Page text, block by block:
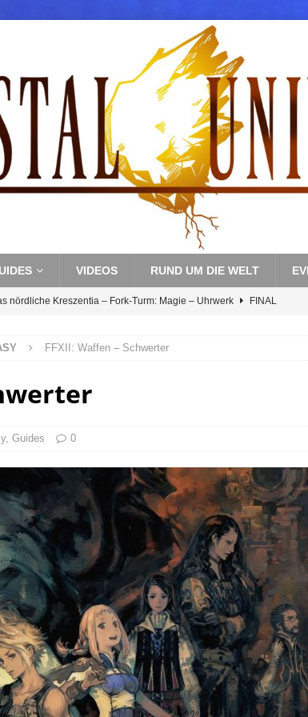
VIDEOS RUND UM DIE WELT
nördliche Kreszentia – Fork-Turm: Magie – Uhrwerk FINAL
nördliche Kreszentia – Fork-Turm: Magie – Boss 4: Index (Normal)
FFXII: Waffen – Schwerter
, Guides 0